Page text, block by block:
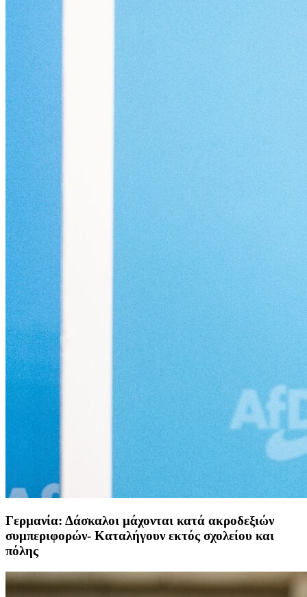
Γερμανία: Δάσκαλοι μάχονται κατά ακροδεξιών
συμπεριφορών- Καταλήγουν εκτός σχολείου και
πόλης